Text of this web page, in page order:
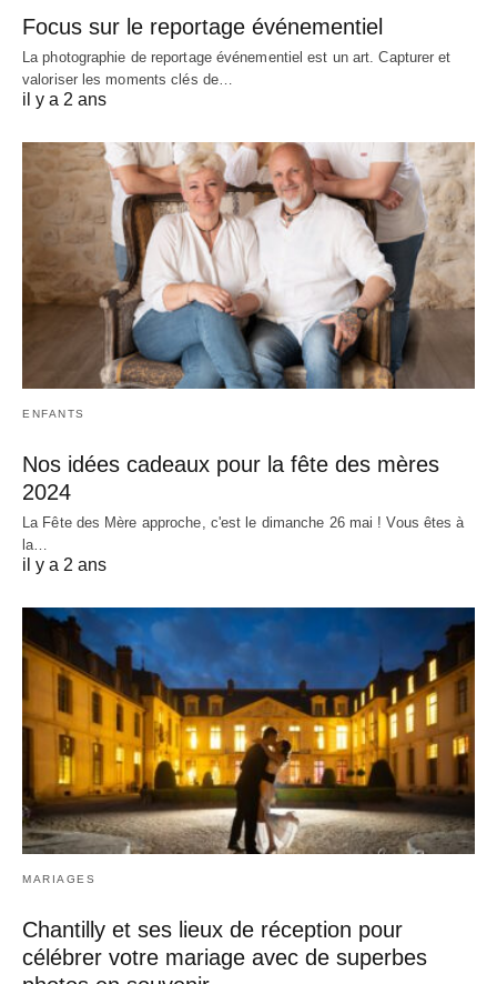
Focus sur le reportage événementiel
La photographie de reportage événementiel est un art. Capturer et
valoriser les moments clés de…
il y a 2 ans
ENFANTS
Nos idées cadeaux pour la fête des mères
2024
La Fête des Mère approche, c'est le dimanche 26 mai ! Vous êtes à
la…
il y a 2 ans
MARIAGES
Chantilly et ses lieux de réception pour
célébrer votre mariage avec de superbes